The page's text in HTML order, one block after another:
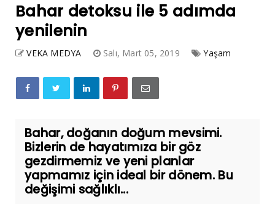
Bahar detoksu ile 5 adımda
yenilenin
VEKA MEDYA Salı, Mart 05, 2019 Yaşam
Bahar, doğanın doğum mevsimi.
Bizlerin de hayatımıza bir göz
gezdirmemiz ve yeni planlar
yapmamız için ideal bir dönem. Bu
değişimi sağlıklı...